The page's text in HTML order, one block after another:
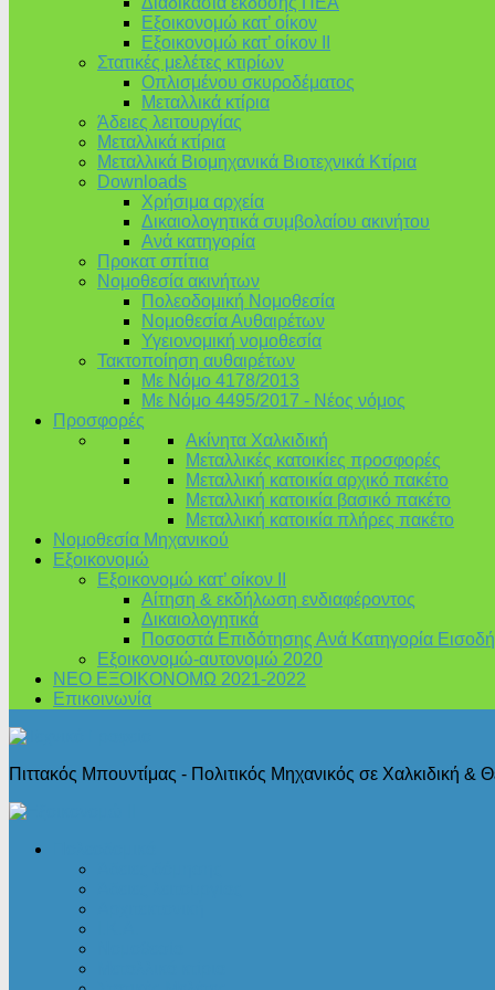
Εξοικονομώ κατ’ οίκoν
Εξοικονομώ κατ’ οίκον II
Στατικές μελέτες κτιρίων
Οπλισμένου σκυροδέματος
Μεταλλικά κτίρια
Άδειες λειτουργίας
Μεταλλικά κτίρια
Μεταλλικά Βιομηχανικά Βιοτεχνικά Κτίρια
Downloads
Χρήσιμα αρχεία
Δικαιολογητικά συμβολαίου ακινήτου
Ανά κατηγορία
Προκατ σπίτια
Νομοθεσία ακινήτων
Πολεοδομική Νομοθεσία
Νομοθεσία Αυθαιρέτων
Υγειονομική νομοθεσία
Τακτοποίηση αυθαιρέτων
Με Νόμο 4178/2013
Με Νόμο 4495/2017 - Νέος νόμος
Προσφορές
Ακίνητα Χαλκιδική
Μεταλλικές κατοικίες προσφορές
Μεταλλική κατοικία αρχικό πακέτο
Μεταλλική κατοικία βασικό πακέτο
Μεταλλική κατοικία πλήρες πακέτο
Νομοθεσία Μηχανικού
Εξοικονομώ
Εξοικονομώ κατ’ οίκον II
Αίτηση & εκδήλωση ενδιαφέροντος
Δικαιολογητικά
Ποσοστά Επιδότησης Ανά Κατηγορία
Εξοικονομώ-αυτονομώ 2020
ΝΕΟ ΕΞΟΙΚΟΝΟΜΩ 2021-2022
Επικοινωνία
Πιττακός Μπουντίμας - Πολιτικός Μηχανικός σε Χαλκιδική &